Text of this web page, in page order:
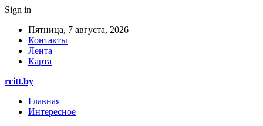
Sign in
Пятница, 7 августа, 2026
Контакты
Лента
Карта
rcitt.by
Главная
Интересное